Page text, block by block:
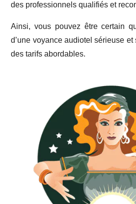
des professionnels qualifiés et
Ainsi, vous pouvez être certain
d’une voyance audiotel sérieuse
des tarifs abordables.